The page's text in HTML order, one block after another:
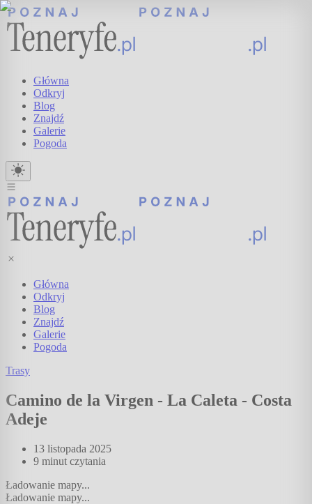
Główna
Odkryj
Blog
Znajdź
Galerie
Pogoda
Główna
Odkryj
Blog
Znajdź
Galerie
Pogoda
Trasy
Camino de la Virgen - La Caleta - Costa
Adeje
13 listopada 2025
9 minut czytania
Ładowanie mapy...
Ładowanie mapy...